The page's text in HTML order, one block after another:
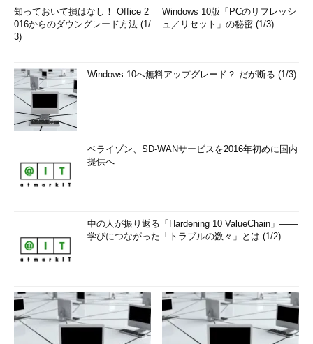
知っておいて損はなし！ Office 2
016からのダウングレード方法 (1/
3)
Windows 10版「PCのリフレッシ
ュ／リセット」の秘密 (1/3)
Windows 10へ無料アップグレード？ だが断る (1/3)
ベライゾン、SD-WANサービスを2016年初めに国内
提供へ
中の人が振り返る「Hardening 10 ValueChain」――
学びにつながった「トラブルの数々」とは (1/2)